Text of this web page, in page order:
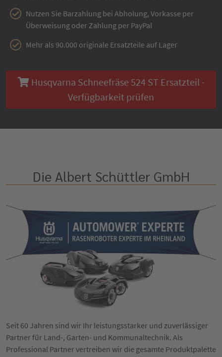
Nutzen Sie Barzahlung bei Abholung, Vorkasse per
Überweisung oder Zahlung per PayPal
Mehr als 90.000 originale Ersatzteile auf Lager
Husqvarna Schneefräse 524 ST Ersatzteil -
Verfügbarkeit prüfen
Die Albert Schüttler GmbH
Seit 60 Jahren sind wir Ihr leistungsstarker und zuverlässiger
Partner für Land-, Garten- und Kommunaltechnik. Als
Professional Partner vertreiben wir die gesamte Produktpalette